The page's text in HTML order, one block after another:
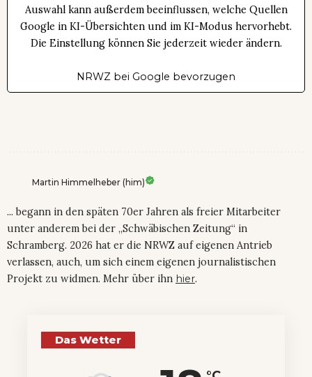
Auswahl kann außerdem beeinflussen, welche Quellen
Google in KI-Übersichten und im KI-Modus hervorhebt.
Die Einstellung können Sie jederzeit wieder ändern.
NRWZ bei Google bevorzugen
Martin Himmelheber (him)
... begann in den späten 70er Jahren als freier Mitarbeiter
unter anderem bei der „Schwäbischen Zeitung“ in
Schramberg. 2026 hat er die NRWZ auf eigenen Antrieb
verlassen, auch, um sich einem eigenen journalistischen
Projekt zu widmen. Mehr über ihn hier.
Das Wetter